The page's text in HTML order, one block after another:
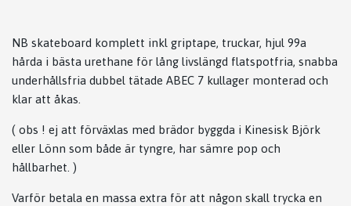
NB skateboard komplett inkl griptape, truckar, hjul 99a
hårda i bästa urethane för lång livslängd flatspotfria, snabba
underhållsfria dubbel tätade ABEC 7 kullager monterad och
klar att åkas.
( obs ! ej att förväxlas med brädor byggda i Kinesisk Björk
eller Lönn som både är tyngre, har sämre pop och
hållbarhet. )
Varför betala en massa extra för att någon skall trycka en